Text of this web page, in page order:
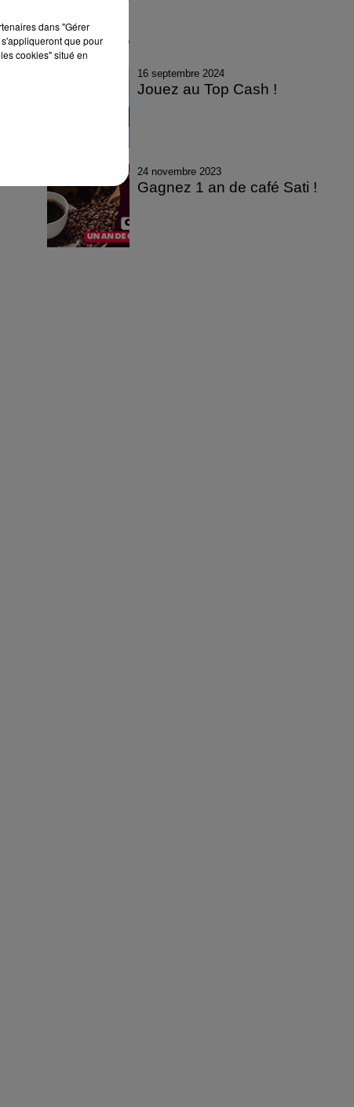
16 septembre 2024
Jouez au Top Cash !
24 novembre 2023
Gagnez 1 an de café Sati !
dans "Gérer
que pour
cookies" situé en